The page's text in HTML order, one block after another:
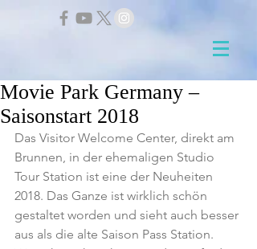
Movie Park Germany –
Saisonstart 2018
Das Visitor Welcome Center, direkt am
Brunnen, in der ehemaligen Studio
Tour Station ist eine der Neuheiten
2018. Das Ganze ist wirklich schön
gestaltet worden und sieht auch besser
aus als die alte Saison Pass Station.